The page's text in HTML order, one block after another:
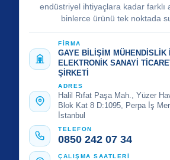
endüstriyel ihtiyaçlara kadar farklı
binlerce ürünü tek noktada
FİRMA
GAYE BİLİŞİM MÜHENDİSLİK
ELEKTRONİK SANAYİ
ŞİRKETİ
ADRES
Halil Rıfat Paşa Mah., Yüzer
Blok Kat 8 D:1095, Perpa İş
İstanbul
TELEFON
0850 242 07 34
ÇALIŞMA SAATLERİ